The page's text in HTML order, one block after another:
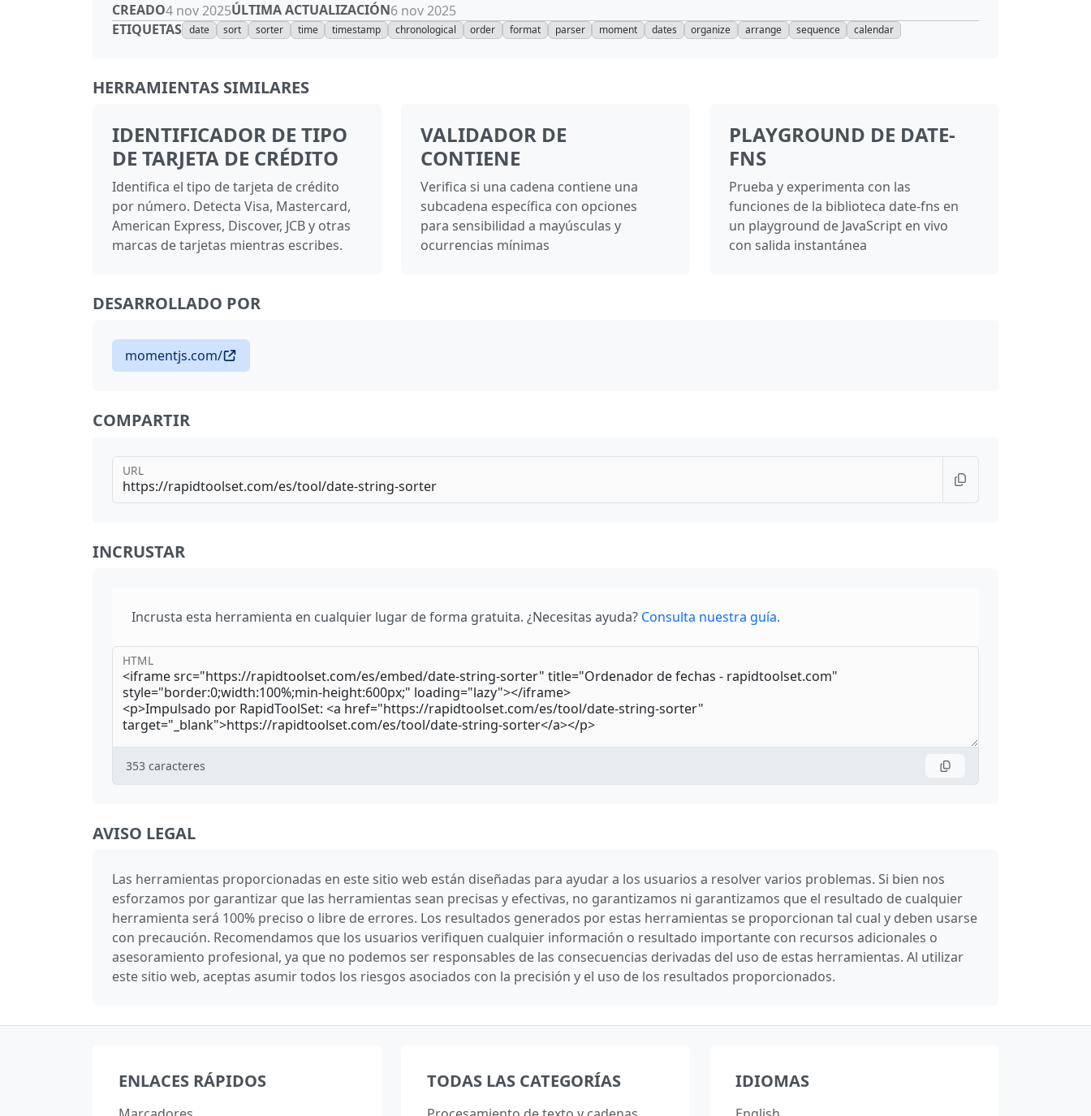
CREADO4 nov 2025ÚLTIMA ACTUALIZACIÓN6 nov 2025
ETIQUETAS date sort sorter time timestamp chronological order format parser moment dates organize arrange sequence calendar
HERRAMIENTAS SIMILARES
IDENTIFICADOR DE TIPO
DE TARJETA DE CRÉDITO
Identifica el tipo de tarjeta de crédito
por número. Detecta Visa, Mastercard,
American Express, Discover, JCB y otras
marcas de tarjetas mientras escribes.
VALIDADOR DE
CONTIENE
Verifica si una cadena contiene una
subcadena específica con opciones
para sensibilidad a mayúsculas y
ocurrencias mínimas
PLAYGROUND DE DATE-
FNS
Prueba y experimenta con las
funciones de la biblioteca date-fns en
un playground de JavaScript en vivo
con salida instantánea
DESARROLLADO POR
momentjs.com/
COMPARTIR
URL
INCRUSTAR
Incrusta esta herramienta en cualquier lugar de forma gratuita. ¿Necesitas ayuda? Consulta nuestra guía.
HTML
353 caracteres
AVISO LEGAL
Las herramientas proporcionadas en este sitio web están diseñadas para ayudar a los usuarios a resolver varios problemas. Si bien nos
esforzamos por garantizar que las herramientas sean precisas y efectivas, no garantizamos ni garantizamos que el resultado de cualquier
herramienta será 100% preciso o libre de errores. Los resultados generados por estas herramientas se proporcionan tal cual y deben usarse
con precaución. Recomendamos que los usuarios verifiquen cualquier información o resultado importante con recursos adicionales o
asesoramiento profesional, ya que no podemos ser responsables de las consecuencias derivadas del uso de estas herramientas. Al utilizar
este sitio web, aceptas asumir todos los riesgos asociados con la precisión y el uso de los resultados proporcionados.
ENLACES RÁPIDOS TODAS LAS CATEGORÍAS IDIOMAS